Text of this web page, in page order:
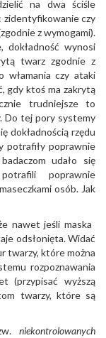
na dwa ściśle
zidentyfikowanie czy
z wymogami).
wynosi
twarz zgodnie z
włamania czy ataki
gdy ktoś ma zakrytą
trudniejsze to
Do tej pory systemy
dokładnością rzędu
potrafiły poprawnie
udało się
poprawnie
osób. Jak
nawet jeśli maska
odsłonięta. Widać
twarzy, które można
rozpoznawania
(przypisać wyższą
twarzy, które są
niekontrolowanych